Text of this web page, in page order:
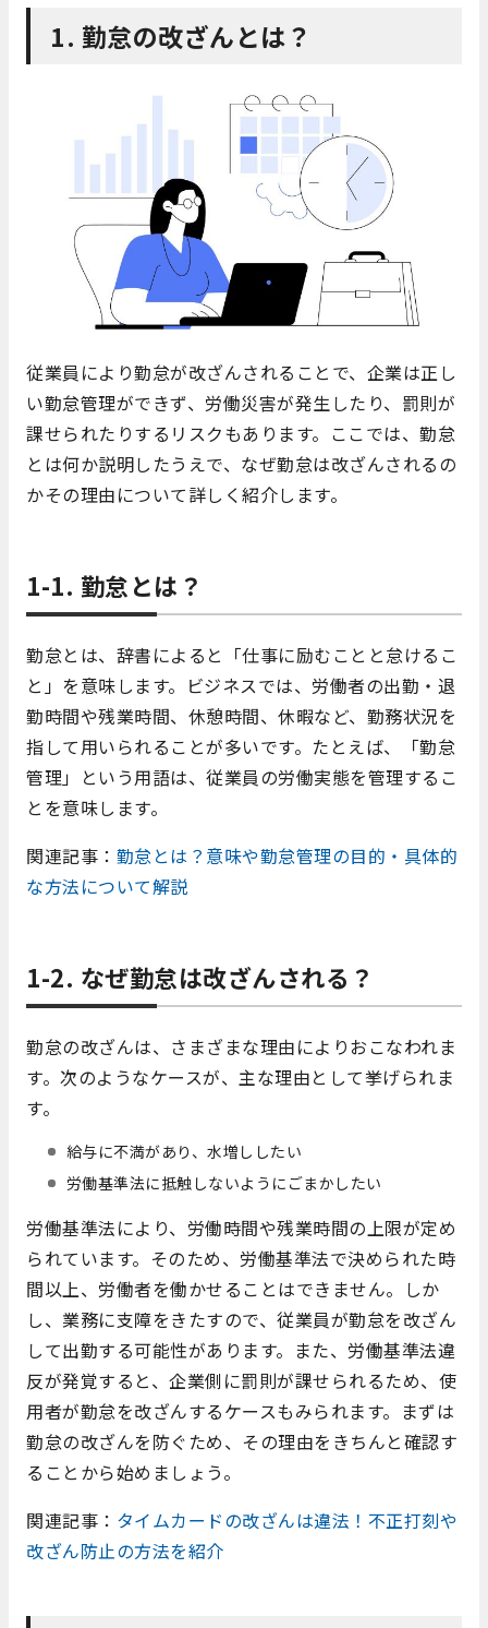
1. 勤怠の改ざんとは？
従業員により勤怠が改ざんされることで、企業は正し
い勤怠管理ができず、労働災害が発生したり、罰則が
課せられたりするリスクもあります。ここでは、勤怠
とは何か説明したうえで、なぜ勤怠は改ざんされるの
かその理由について詳しく紹介します。
1-1. 勤怠とは？
勤怠とは、辞書によると「仕事に励むことと怠けるこ
と」を意味します。ビジネスでは、労働者の出勤・退
勤時間や残業時間、休憩時間、休暇など、勤務状況を
指して用いられることが多いです。たとえば、「勤怠
管理」という用語は、従業員の労働実態を管理するこ
とを意味します。
関連記事： 勤怠とは？意味や勤怠管理の目的・具体的
な方法について解説
1-2. なぜ勤怠は改ざんされる？
勤怠の改ざんは、さまざまな理由によりおこなわれま
す。次のようなケースが、主な理由として挙げられま
す。
給与に不満があり、水増ししたい
労働基準法に抵触しないようにごまかしたい
労働基準法により、労働時間や残業時間の上限が定め
られています。そのため、労働基準法で決められた時
間以上、労働者を働かせることはできません。しか
し、業務に支障をきたすので、従業員が勤怠を改ざん
して出勤する可能性があります。また、労働基準法違
反が発覚すると、企業側に罰則が課せられるため、使
用者が勤怠を改ざんするケースもみられます。まずは
勤怠の改ざんを防ぐため、その理由をきちんと確認す
ることから始めましょう。
関連記事： タイムカードの改ざんは違法！不正打刻や
改ざん防止の方法を紹介